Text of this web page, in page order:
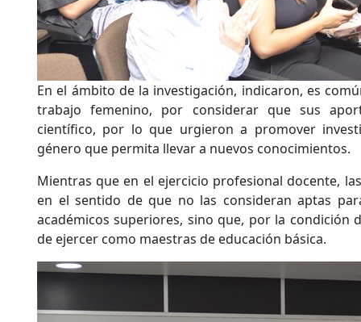
En el ámbito de la investigación, indicaron, es
trabajo femenino, por considerar que sus
científico, por lo que urgieron a promover
género que permita llevar a nuevos conocimientos.
Mientras que en el ejercicio profesional docente,
en el sentido de que no las consideran aptas
académicos superiores, sino que, por la condición
de ejercer como maestras de educación básica.